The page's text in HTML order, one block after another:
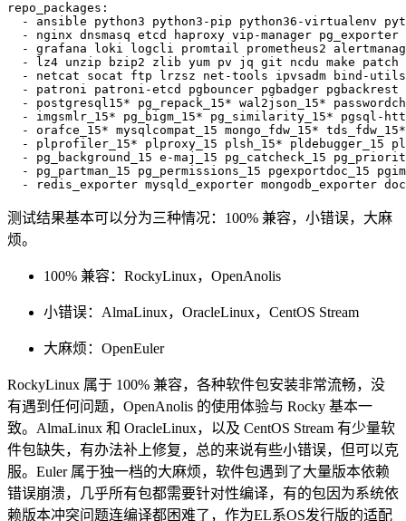
repo_packages :
- ansible python3 python3-pip
- nginx dnsmasq etcd
- grafana loki logcli promtail prometheus2
-
lz4 unzip bzip2 zlib yum pv jq git ncdu make
- netcat socat ftp lrzsz net-tools ipvsadm
- patroni patroni-etcd pgbouncer pgbadger
- postgresql15* pg_repack_15* wal2json_15*
- imgsmlr_15* pg_bigm_15* pg_similarity_15* pgsql-
- orafce_15* mysqlcompat_15 mongo_fdw_15*
- plprofiler_15* plproxy_15 plsh_15* pldebugger_15
- pg_background_15 e-maj_15 pg_catcheck_15
- pg_partman_15 pg_permissions_15 pgexportdoc_15
-
redis_exporter mysqld_exporter mongodb_exporter
测试结果基本可以分为三种情况：100% 兼容，小错误，大麻
烦。
100% 兼容：RockyLinux，OpenAnolis
小错误：AlmaLinux，OracleLinux，CentOS Stream
大麻烦：OpenEuler
RockyLinux 属于 100% 兼容，各种软件包安装非常流畅，没
有遇到任何问题，OpenAnolis 的使用体验与 Rocky 基本一
致。AlmaLinux 和 OracleLinux，以及 CentOS Stream 有少量软
件包缺失，有办法补上修复，总的来说有些小错误，但可以克
服。Euler 属于独一档的大麻烦，软件包遇到了大量版本依赖
错误崩溃，几乎所有包都需要针对性编译，有的包因为系统依
赖版本冲突问题连编译都困难了，作为EL系OS发行版的适配